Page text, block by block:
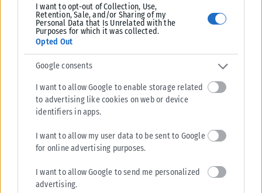
I want to opt-out of Collection, Use,
Retention, Sale, and/or Sharing of my
Personal Data that Is Unrelated with the
Purposes for which it was collected.
Opted Out
Google consents
I want to allow Google to enable storage related
to advertising like cookies on web or device
identifiers in apps.
I want to allow my user data to be sent to Google
for online advertising purposes.
I want to allow Google to send me personalized
advertising.
γεγονός που μπορεί να προκαλέσει παρεξηγήσεις στον
εργασιακό σας χώρο ή με κοντινά σας πρόσωπα. Αποφύγετε
να δώσετε υποσχέσεις που δεν είστε σίγουροι ότι μπορείτε να
τηρήσετε στην καθημερινότητά σας.
Τα οικονομικά σας και οι προσωπικές σας ανάγκες σάς
απασχολούν έντονα. Τα τετράγωνα της Σελήνης μπορεί να σας
παρασύρουν σε αλόγιστα έξοδα ή παρορμητικές αγορές για
να ικανοποιήσετε μια συναισθηματική έλλειψη. Προσπαθήστε
θα μετανιώσετε.